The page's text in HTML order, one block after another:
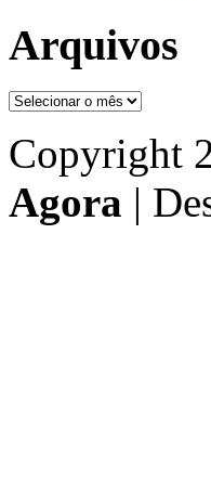
Arquivos
Arquivos
Copyright
Agora |